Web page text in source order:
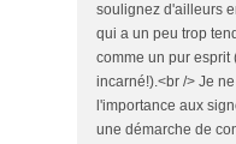
soulignez d'ailleurs
qui a un peu trop
comme un pur esprit
incarné!).<br /> Je
l'importance aux
une démarche de